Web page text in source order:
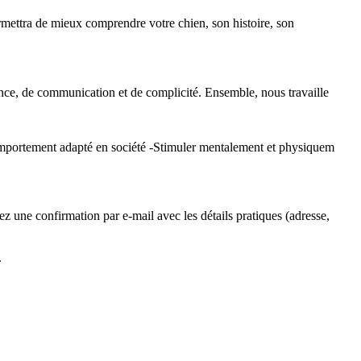
de mieux comprendre votre chien, son histoire, son
de communication et de complicité. Ensemble, nous travaille
adapté en société -Stimuler mentalement et physiquem
une confirmation par e-mail avec les détails pratiques (adresse,